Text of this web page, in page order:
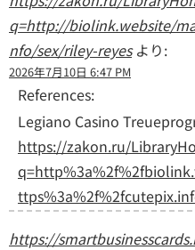
q=http://biolink.website/
nfo/sex/riley-reyes より:
2026年7月10日 6:47 PM
References:
Legiano Casino
https://zakon.ru/
https://